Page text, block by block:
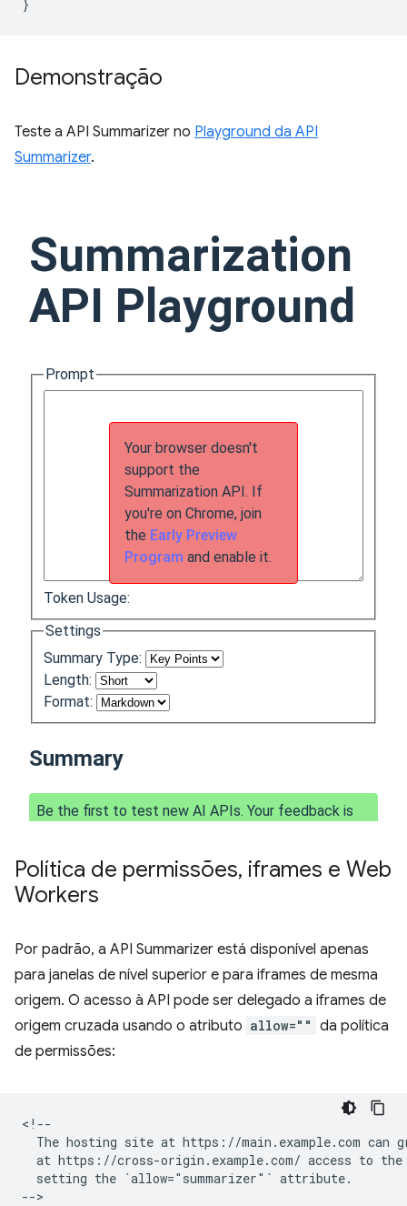
}
Demonstração
Teste a API Summarizer no Playground da API
Summarizer.
Política de permissões, iframes e Web
Workers
Por padrão, a API Summarizer está disponível apenas
para janelas de nível superior e para iframes de mesma
origem. O acesso à API pode ser delegado a iframes de
origem cruzada usando o atributo allow="" da política
de permissões:
<!--
The hosting site at https://main.example.com can
at https://cross-origin.example.com/ access to
  setting the `allow="summarizer"` attribute.
-->